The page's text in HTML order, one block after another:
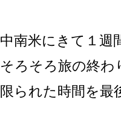
中南米にきて１週
そろそろ旅の終
限られた時間を最